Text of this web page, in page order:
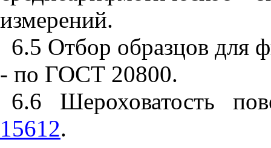
измерений.
6.5 Отбор образцов для
- по ГОСТ 20800.
6.6 Шероховатость
15612.